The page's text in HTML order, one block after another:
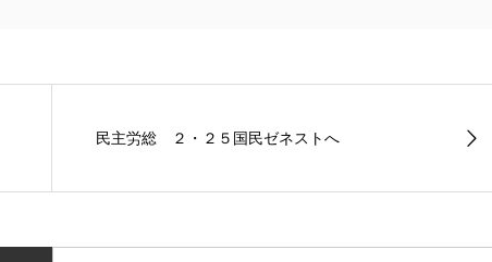
民主労総 ２・２５国民ゼネストへ